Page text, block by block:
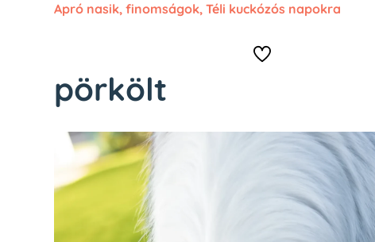
Apró nasik, finomságok, Téli kuckózós napokra
pörkölt